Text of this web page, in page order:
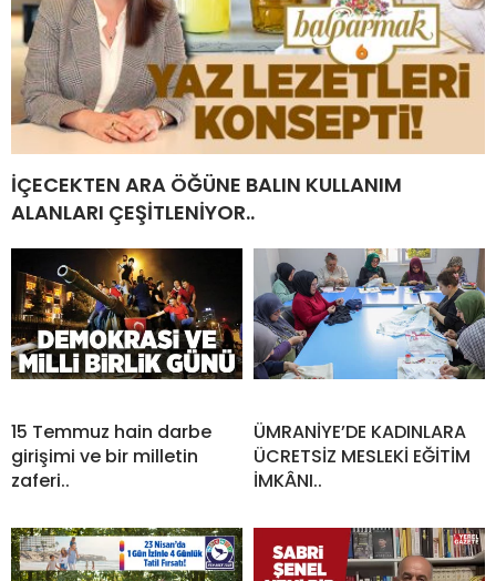
İÇECEKTEN ARA ÖĞÜNE BALIN KULLANIM
ALANLARI ÇEŞİTLENİYOR..
15 Temmuz hain darbe
girişimi ve bir milletin
zaferi..
ÜMRANİYE’DE KADINLARA
ÜCRETSİZ MESLEKİ EĞİTİM
İMKÂNI..